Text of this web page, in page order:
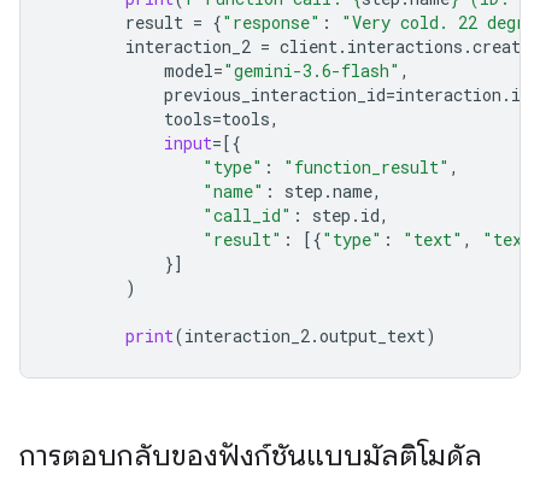
result = {"response" :
"Very cold. 22
interaction_2 = client. interactions .create
model="gemini-3.6-flash" ,
previous_interaction_id=interaction . id
tools=tools,
input= [{
"type" : "function_result" ,
"name" : step .name,
"call_id" : step . id,
"result" : [{"type" : "text" ,
}]
)
print(interaction_2.output_text)
การตอบกลับของฟังก์ชันแบบมัลติโมดัล